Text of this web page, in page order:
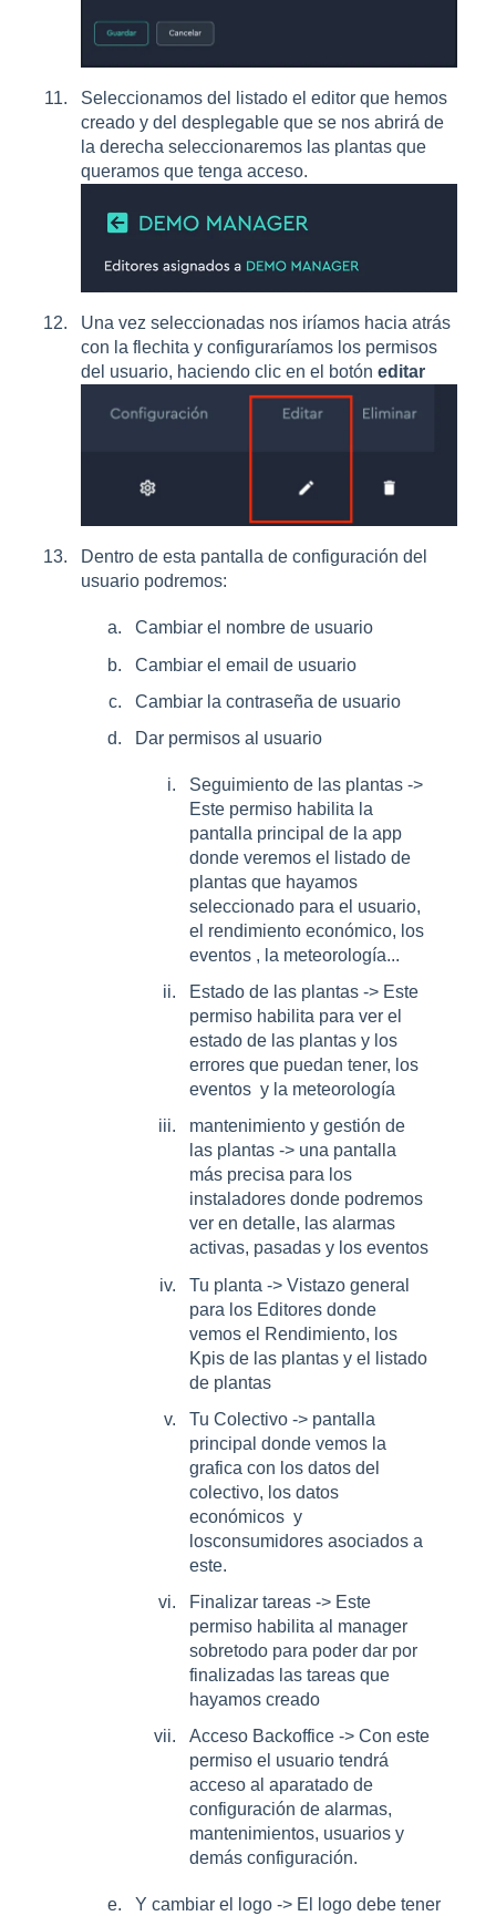
Seleccionamos del listado el editor que hemos
creado y del desplegable que se nos abrirá de
la derecha seleccionaremos las plantas que
queramos que tenga acceso.
Una vez seleccionadas nos iríamos hacia atrás
con la flechita y configuraríamos los permisos
del usuario, haciendo clic en el botón editar
Dentro de esta pantalla de configuración del
usuario podremos:
Cambiar el nombre de usuario
Cambiar el email de usuario
Cambiar la contraseña de usuario
Dar permisos al usuario
Seguimiento de las plantas ->
Este permiso habilita la
pantalla principal de la app
donde veremos el listado de
plantas que hayamos
seleccionado para el usuario,
el rendimiento económico, los
eventos , la meteorología...
Estado de las plantas -> Este
permiso habilita para ver el
estado de las plantas y los
errores que puedan tener, los
eventos y la meteorología
mantenimiento y gestión de
las plantas -> una pantalla
más precisa para los
instaladores donde podremos
ver en detalle, las alarmas
activas, pasadas y los eventos
Tu planta -> Vistazo general
para los Editores donde
vemos el Rendimiento, los
Kpis de las plantas y el listado
de plantas
Tu Colectivo -> pantalla
principal donde vemos la
grafica con los datos del
colectivo, los datos
económicos y
losconsumidores asociados a
este.
Finalizar tareas -> Este
permiso habilita al manager
sobretodo para poder dar por
finalizadas las tareas que
hayamos creado
Acceso Backoffice -> Con este
permiso el usuario tendrá
acceso al aparatado de
configuración de alarmas,
mantenimientos, usuarios y
demás configuración.
Y cambiar el logo -> El logo debe tener